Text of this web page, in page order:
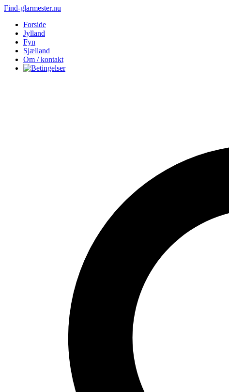
Find-glarmester.nu
Forside
Jylland
Fyn
Sjælland
Om / kontakt